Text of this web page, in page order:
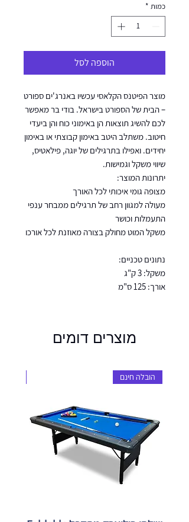
כמות *
הוספה לסל
מוצר הפיטנס הקלאסי עכשיו באנרג'ים ספורט
– הבית של הספורט בישראל. בודי בר מאפשר
לכם להשיג תוצאות הן באימוני כוח והן ביעדי
חיטוב. משתלב היטב באימון קבוצתי או באימון
יחידים. ואפילו בתרגילים של יוגה, פילאטיס,
שיווי משקל וגמישות.
יתרונות המוצר:
מצופה גומי איכותי לכל האורך
מעולה למגוון רחב של תרגילים ממבחר ענפי
התעמלות וכושר
משקל המוט מחולק בצורה מאוזנת לכל אורכו
נתונים טכניים:
משקל: 3 ק"ג
אורך: 125 ס"מ
מוצרים דומים
הובלה חינם